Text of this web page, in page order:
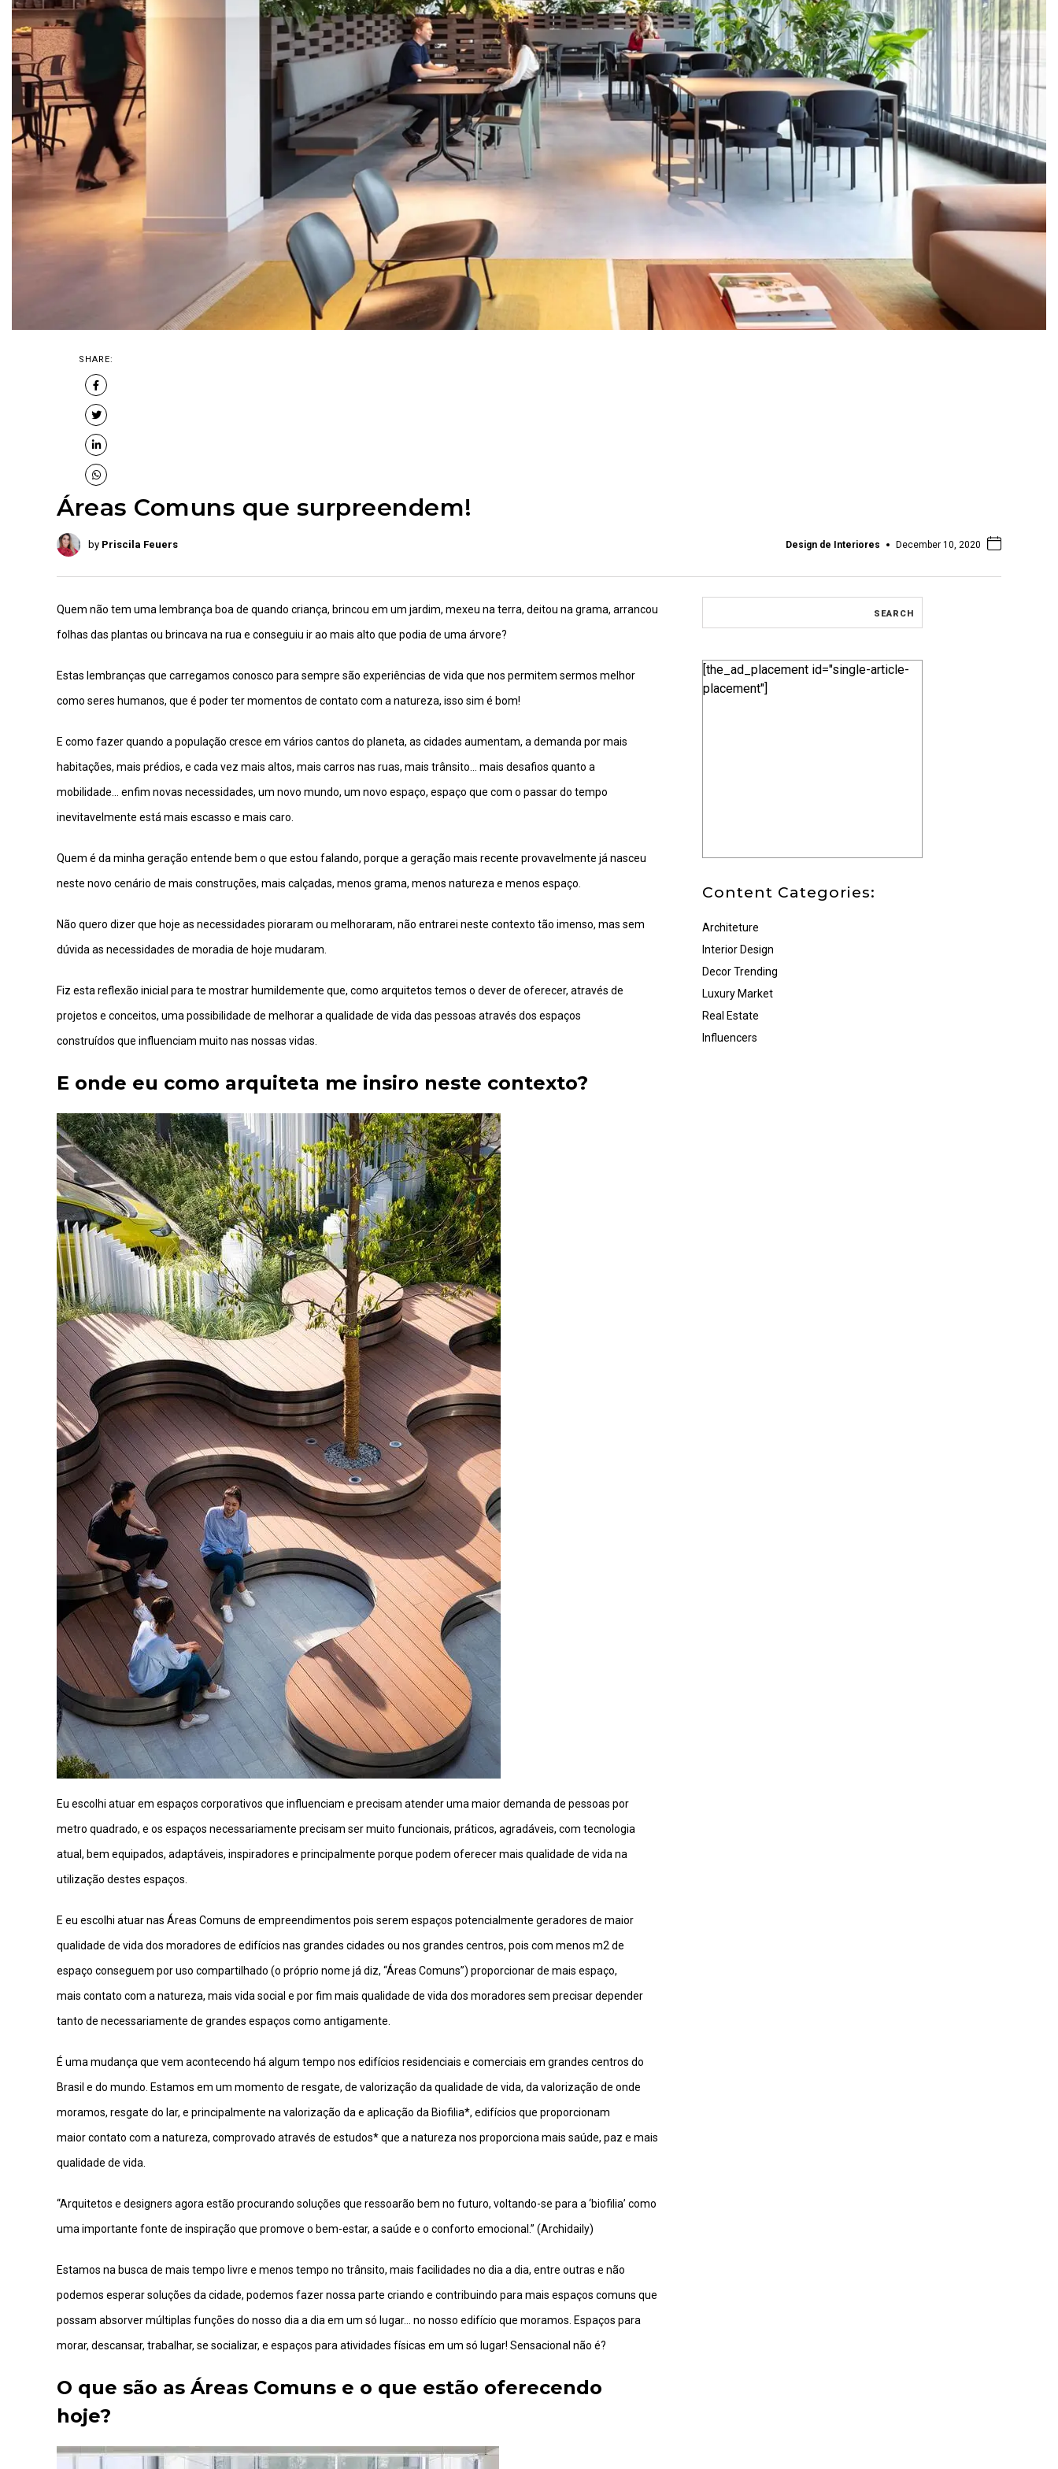
SHARE:
Áreas Comuns que surpreendem!
by Priscila Feuers Design de Interiores December 10, 2020
Quem não tem uma lembrança boa de quando criança, brincou em um jardim, mexeu na terra, deitou na grama, arrancou
folhas das plantas ou brincava na rua e conseguiu ir ao mais alto que podia de uma árvore?
Estas lembranças que carregamos conosco para sempre são experiências de vida que nos permitem sermos melhor
como seres humanos, que é poder ter momentos de contato com a natureza, isso sim é bom!
E como fazer quando a população cresce em vários cantos do planeta, as cidades aumentam, a demanda por mais
habitações, mais prédios, e cada vez mais altos, mais carros nas ruas, mais trânsito… mais desafios quanto a
mobilidade… enfim novas necessidades, um novo mundo, um novo espaço, espaço que com o passar do tempo
inevitavelmente está mais escasso e mais caro.
Quem é da minha geração entende bem o que estou falando, porque a geração mais recente provavelmente já nasceu
neste novo cenário de mais construções, mais calçadas, menos grama, menos natureza e menos espaço.
Não quero dizer que hoje as necessidades pioraram ou melhoraram, não entrarei neste contexto tão imenso, mas sem
dúvida as necessidades de moradia de hoje mudaram.
Fiz esta reflexão inicial para te mostrar humildemente que, como arquitetos temos o dever de oferecer, através de
projetos e conceitos, uma possibilidade de melhorar a qualidade de vida das pessoas através dos espaços
construídos que influenciam muito nas nossas vidas.
E onde eu como arquiteta me insiro neste contexto?
Eu escolhi atuar em espaços corporativos que influenciam e precisam atender uma maior demanda de pessoas por
metro quadrado, e os espaços necessariamente precisam ser muito funcionais, práticos, agradáveis, com tecnologia
atual, bem equipados, adaptáveis, inspiradores e principalmente porque podem oferecer mais qualidade de vida na
utilização destes espaços.
E eu escolhi atuar nas Áreas Comuns de empreendimentos pois serem espaços potencialmente geradores de maior
qualidade de vida dos moradores de edifícios nas grandes cidades ou nos grandes centros, pois com menos m2 de
espaço conseguem por uso compartilhado (o próprio nome já diz, “Áreas Comuns”) proporcionar de mais espaço,
mais contato com a natureza, mais vida social e por fim mais qualidade de vida dos moradores sem precisar depender
tanto de necessariamente de grandes espaços como antigamente.
É uma mudança que vem acontecendo há algum tempo nos edifícios residenciais e comerciais em grandes centros do
Brasil e do mundo. Estamos em um momento de resgate, de valorização da qualidade de vida, da valorização de onde
moramos, resgate do lar, e principalmente na valorização da e aplicação da Biofilia*, edifícios que proporcionam
maior contato com a natureza, comprovado através de estudos* que a natureza nos proporciona mais saúde, paz e mais
qualidade de vida.
“Arquitetos e designers agora estão procurando soluções que ressoarão bem no futuro, voltando-se para a ‘biofilia’ como
uma importante fonte de inspiração que promove o bem-estar, a saúde e o conforto emocional.” (Archidaily)
Estamos na busca de mais tempo livre e menos tempo no trânsito, mais facilidades no dia a dia, entre outras e não
podemos esperar soluções da cidade, podemos fazer nossa parte criando e contribuindo para mais espaços comuns que
possam absorver múltiplas funções do nosso dia a dia em um só lugar… no nosso edifício que moramos. Espaços para
morar, descansar, trabalhar, se socializar, e espaços para atividades físicas em um só lugar! Sensacional não é?
O que são as Áreas Comuns e o que estão oferecendo
hoje?
[the_ad_placement id="single-article-
placement"]
Content Categories:
Architeture
Interior Design
Decor Trending
Luxury Market
Real Estate
Influencers